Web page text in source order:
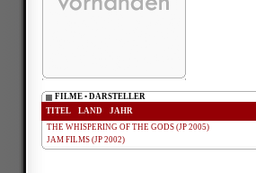
FILME • DARSTELLER
TITEL
LAND JAHR
THE WHISPERING OF THE GODS (JP 2005)
JAM FILMS (JP 2002)